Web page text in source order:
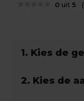
0 uit5
1. Kies de
2. Kies de